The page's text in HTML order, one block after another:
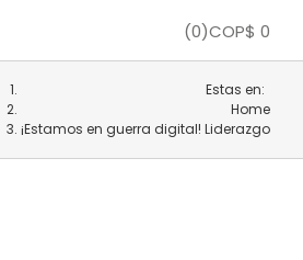
(0)COP$ 0
Estas en:
Home
¡Estamos en guerra digital! Liderazgo